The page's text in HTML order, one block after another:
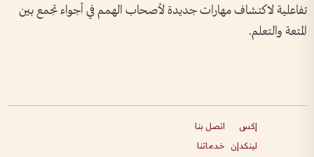
تفاعلية لاكتشاف مهارات جديدة لأصحاب الهمم في أجواء تجمع بين
المتعة والتعلم.
إكس
لينكدإن
اتصل بنا
خدماتنا